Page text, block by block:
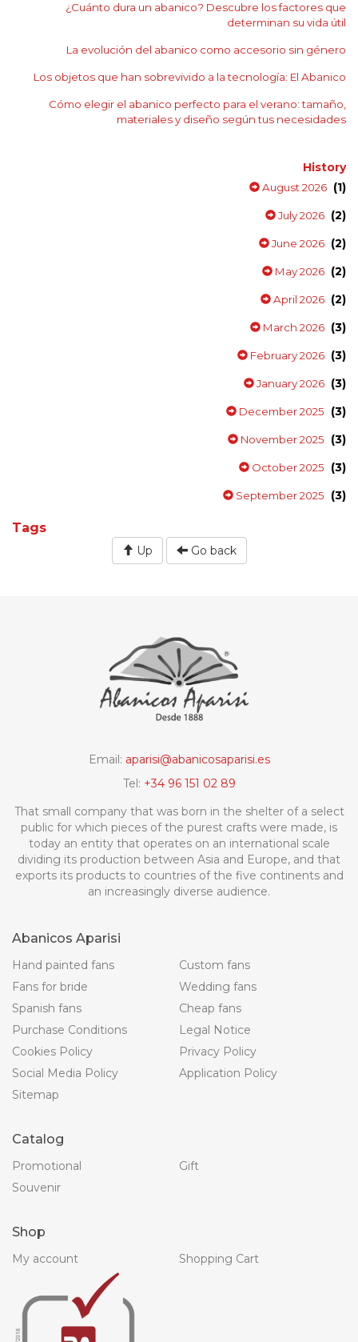
¿Cuánto dura un abanico? Descubre los factores que
determinan su vida útil
La evolución del abanico como accesorio sin género
Los objetos que han sobrevivido a la tecnología: El Abanico
Cómo elegir el abanico perfecto para el verano: tamaño,
materiales y diseño según tus necesidades
History
August 2026 (1)
July 2026 (2)
June 2026 (2)
May 2026 (2)
April 2026 (2)
March 2026 (3)
February 2026 (3)
January 2026 (3)
December 2025 (3)
November 2025 (3)
October 2025 (3)
September 2025 (3)
Tags
Up Go back
Email: aparisi@abanicosaparisi.es
Tel: +34 96 151 02 89
That small company that was born in the shelter of a select
public for which pieces of the purest crafts were made, is
today an entity that operates on an international scale
dividing its production between Asia and Europe, and that
exports its products to countries of the five continents and
an increasingly diverse audience.
Abanicos Aparisi
Hand painted fans
Custom fans
Fans for bride
Wedding fans
Spanish fans
Cheap fans
Purchase Conditions
Legal Notice
Cookies Policy
Privacy Policy
Social Media Policy
Application Policy
Sitemap
Catalog
Promotional
Gift
Souvenir
Shop
My account Shopping Cart